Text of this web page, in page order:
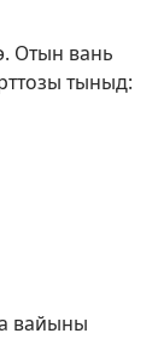
Отын вань
тыныд:
вайыны